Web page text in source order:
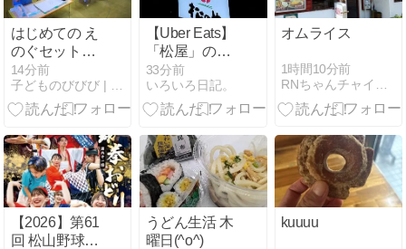
はじめての え
のぐセットだ
よ
14分前
子どものびびび | キッズ・アートｉ！
【Uber Eats】
「松屋」の定
食をデリバリ
ー。
33分前
いろいろ日記。
オムライス
1時間10分前
RNちゃんチャイコフスキーの「自分用ブログ」
【2026】第61
回 松山野球拳
うどん生活 木
曜日(^o^)
kuuuu